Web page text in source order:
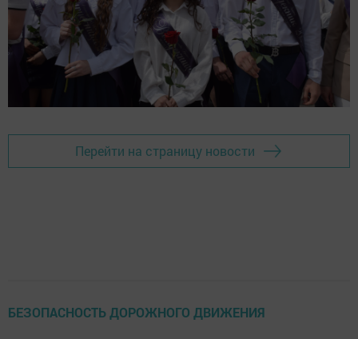
Перейти на страницу новости
БЕЗОПАСНОСТЬ ДОРОЖНОГО ДВИЖЕНИЯ